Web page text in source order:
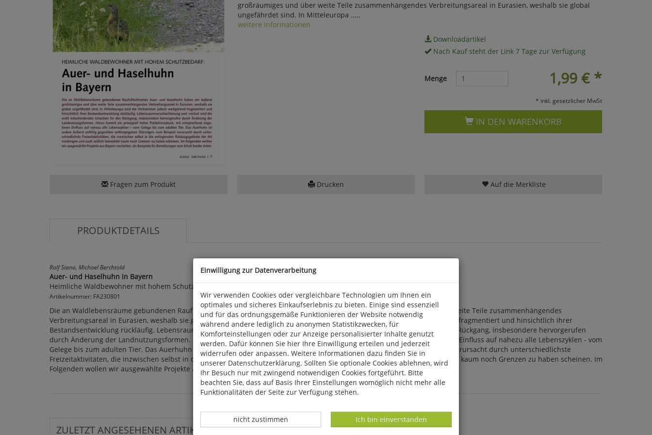
großräumiges und über weite Teile zusammenhängendes Verbreitungsareal in Eurasien, weshalb sie global
ungefährdet sind. In Mitteleuropa .....
weitere Informationen
Downloadartikel
Nach Kauf steht der Link 7 Tage zur Verfügung
1,99 €*
Menge
* inkl. gesetzlicher MwSt
IN DEN WARENKORB
Fragen zum Produkt Drucken Auf die Merkliste
PRODUKTDETAILS
Ralf Siano, Michael Berchtold
Auer- und Haselhuhn in Bayern
Heimliche Waldbewohner mit hohem Schutzbedarf
Artikelnummer: FA230801
Die an Waldlebensräume gebundenen Raufußhuhnarten Auer- und Haselhuhn haben ein äußerst großräumiges und über weite Teile zusammenhängendes
Verbreitungsareal in Eurasien, weshalb sie global ungefährdet sind. In Mitteleuropa sind die Vorkommen jedoch weitgehend fragmentiert und hinsichtlich ihrer
Bestandsentwicklung rückläufig. Lebensraumverschlechterung und -verlust sind die wohl entscheidenden Ursachen für den Rückgang, insbesondere hervorgerufen
durch Änderung der Landnutzungsformen. Hinzu kommt ein prinzipiell hoher Prädationsdruck, mit entsprechend negativem Einfluss auf nahezu alle Lebenszyklen - vom
Gelege bis zum adulten Tier. Das Auerhuhn ist zudem äußerst anfällig gegenüber anthropogenen Störungen, zum Beispiel verursacht durch unterschiedlichste
Freizeitaktivitäten, die inzwischen selbst in die entlegensten Rückzugsgebiete der Art vordringen und auch zeitlich betrachtet kaum noch Grenzen zu haben scheinen. Im
Folgenden wollen wir ausgewählte Projekte aus Bayern vorstellen, als Beispiele für Bemühungen zum Erhalt beider Arten.
ZULETZT ANGESEHENEN ARTIKEL:
Einwilligung zur Datenverarbeitung
Wir verwenden Cookies oder vergleichbare Technologien um Ihnen ein
optimales und sicheres Einkaufserlebnis zu bieten. Einige sind essenziell
und für das ordnungsgemäße Funktionieren der Website notwendig
während andere lediglich zu anonymen Statistikzwecken, für
Komforteinstellungen oder zur Anzeige personalisierter Inhalte genutzt
werden. Dafür können Sie hier Ihre Einwilligung erteilen und jederzeit
widerrufen oder anpassen. Weitere Informationen dazu finden Sie in
unserer Datenschutzerklärung. Sollten Sie optionale Cookies ablehnen, wird
Ihr Besuch nur mit zwingend notwendigen Cookies fortgeführt. Bitte
beachten Sie, dass auf Basis Ihrer Einstellungen womöglich nicht mehr alle
Funktionalitäten der Seite zur Verfügung stehen.
Datenverarbeitung -
Ich bin einverstanden
Datenverarbeitung -
nicht zustimmen